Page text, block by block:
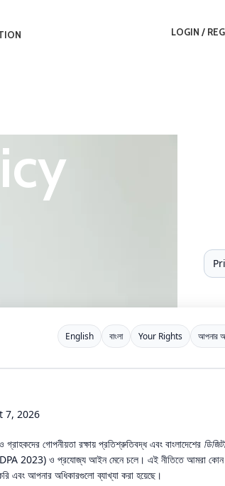
LOGIN /
English বাংলা Your Rights আপনার
7, 2026
গোপনীয়তা রক্ষায় প্রতিশ্রুতিবদ্ধ এবং বাংলাদেশের
2023) ও প্রযোজ্য আইন মেনে চলে। এই নীতিতে আমরা কোন
এবং আপনার অধিকারগুলো ব্যাখ্যা করা হয়েছে।